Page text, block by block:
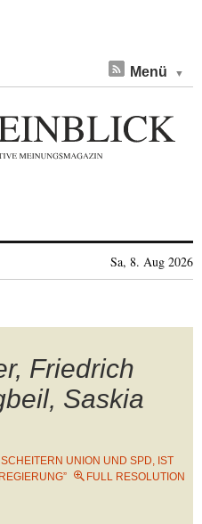
Menü
Sa, 8. Aug 2026
Friedrich
Saskia
SCHEITERN UNION UND SPD, IST
FULL RESOLUTION